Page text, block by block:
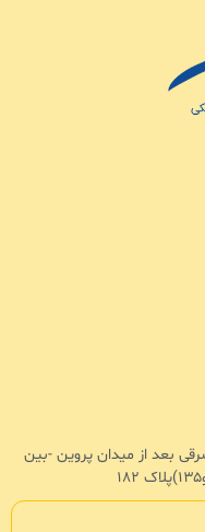
:تهران -تهرانپارس-خیابان ۱۹۶شرقی بعد از میدان پروین -بین